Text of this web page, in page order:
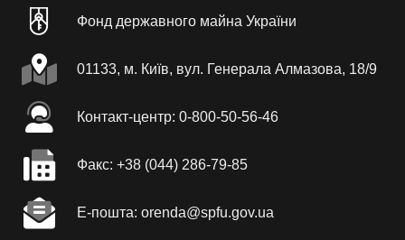
Фонд державного майна України
01133, м. Київ, вул. Генерала Алмазова, 18/9
Контакт-центр: 0-800-50-56-46
Факc: +38 (044) 286-79-85
Е-пошта: orenda@spfu.gov.ua